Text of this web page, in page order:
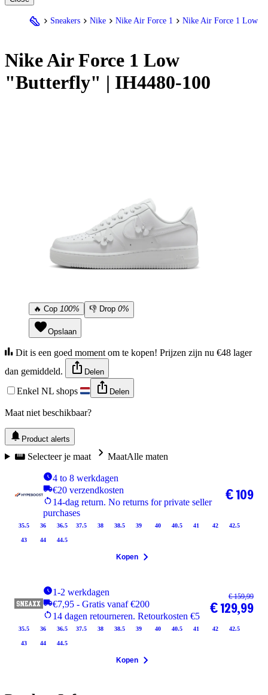
Sneakers Nike Nike Air Force 1 Nike Air Force 1 Low
NikeAir Force 1 Low
"Butterfly" | IH4480-100
🔥 Cop 100% 👎 Drop 0%
Opslaan
Dit is een goed moment om te kopen! Prijzen zijn nu €48 lager
dan gemiddeld.
Delen
Enkel NL shops Delen
Maat niet beschikbaar?
Product alerts
Selecteer je maat MaatAlle maten
4 to 8 werkdagen
€20 verzendkosten
14-dag return. No returns for private seller
purchases
35.5 36 36.5 37.5 38 38.5 39 40 40.5 41 42 42.5
43 44 44.5
€ 109
Kopen
1-2 werkdagen
€7,95 - Gratis vanaf €200
14 dagen retourneren. Retourkosten €5
35.5 36 36.5 37.5 38 38.5 39 40 40.5 41 42 42.5
43 44 44.5
€ 159,99
€ 129,99
Kopen